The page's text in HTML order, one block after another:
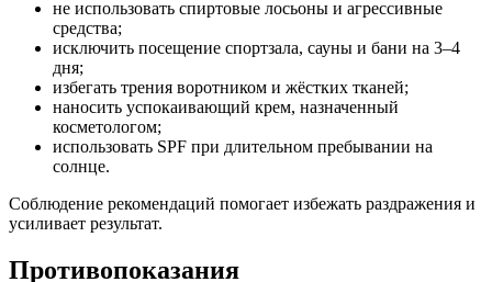
не использовать спиртовые лосьоны и агрессивные
средства;
исключить посещение спортзала, сауны и бани на 3–4
дня;
избегать трения воротником и жёстких тканей;
наносить успокаивающий крем, назначенный
косметологом;
использовать SPF при длительном пребывании на
солнце.
Соблюдение рекомендаций помогает избежать раздражения и
усиливает результат.
Противопоказания